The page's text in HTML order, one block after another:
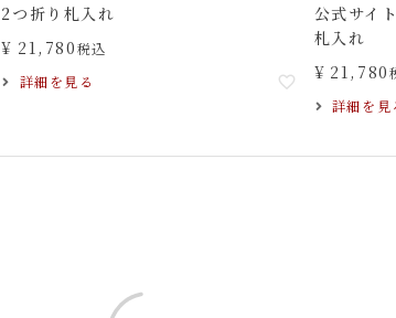
2つ折り札入れ
¥ 21,780税込
詳細を見る
公式サイ
札入れ
¥ 21,780
詳細を見